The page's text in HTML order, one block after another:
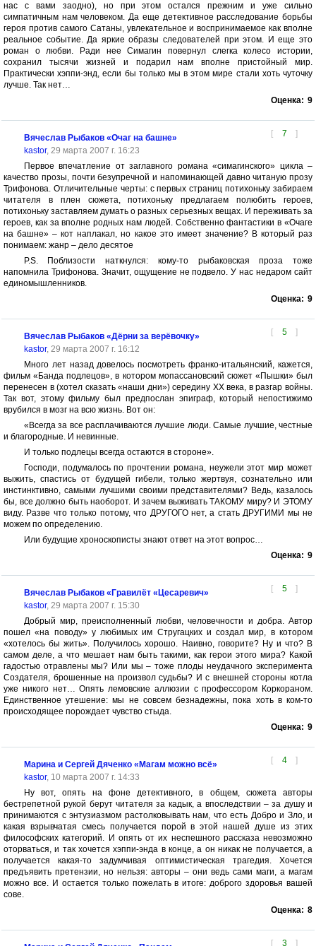
нас с вами заодно), но при этом остался прежним и уже сильно
симпатичным нам человеком. Да еще детективное расследование борьбы
героя против самого Сатаны, увлекательное и воспринимаемое как вполне
реальное событие. Да яркие образы следователей при этом. И еще это
роман о любви. Ради нее Симагин повернул слегка колесо истории,
сохранил тысячи жизней и подарил нам вполне пристойный мир.
Практически хэппи-энд, если бы только мы в этом мире стали хоть чуточку
лучше. Так нет…
Оценка: 9
[ 7 ]
Вячеслав Рыбаков «Очаг на башне»
kastor, 29 марта 2007 г. 16:23
Первое впечатление от заглавного романа «симагинского» цикла –
качество прозы, почти безупречной и напоминающей давно читаную прозу
Трифонова. Отличительные черты: с первых страниц потихоньку забираем
читателя в плен сюжета, потихоньку предлагаем полюбить героев,
потихоньку заставляем думать о разных серьезных вещах. И переживать за
героев, как за вполне родных нам людей. Собственно фантастики в «Очаге
на башне» – кот наплакал, но какое это имеет значение? В который раз
понимаем: жанр – дело десятое
Р.S. Поблизости наткнулся: кому-то рыбаковская проза тоже
напомнила Трифонова. Значит, ощущение не подвело. У нас недаром сайт
единомышленников.
Оценка: 9
[ 5 ]
Вячеслав Рыбаков «Дёрни за верёвочку»
kastor, 29 марта 2007 г. 16:12
Много лет назад довелось посмотреть франко-итальянский, кажется,
фильм «Банда подлецов», в котором мопассановский сюжет «Пышки» был
перенесен в (хотел сказать «наши дни») середину ХХ века, в разгар войны.
Так вот, этому фильму был предпослан эпиграф, который непостижимо
врубился в мозг на всю жизнь. Вот он:
«Всегда за все расплачиваются лучшие люди. Самые лучшие, честные
и благородные. И невинные.
И только подлецы всегда остаются в стороне».
Господи, подумалось по прочтении романа, неужели этот мир может
выжить, спастись от будущей гибели, только жертвуя, сознательно или
инстинктивно, самыми лучшими своими представителями? Ведь, казалось
бы, все должно быть наоборот. И зачем выживать ТАКОМУ миру? И ЭТОМУ
виду. Разве что только потому, что ДРУГОГО нет, а стать ДРУГИМИ мы не
можем по определению.
Или будущие хроноскописты знают ответ на этот вопрос…
Оценка: 9
[ 5 ]
Вячеслав Рыбаков «Гравилёт «Цесаревич»
kastor, 29 марта 2007 г. 15:30
Добрый мир, преисполненный любви, человечности и добра. Автор
пошел «на поводу» у любимых им Стругацких и создал мир, в котором
«хотелось бы жить». Получилось хорошо. Наивно, говорите? Ну и что? В
самом деле, а что мешает нам быть такими, как герои этого мира? Какой
гадостью отравлены мы? Или мы – тоже плоды неудачного эксперимента
Создателя, брошенные на произвол судьбы? И с внешней стороны котла
уже никого нет… Опять лемовские аллюзии с профессором Коркораном.
Единственное утешение: мы не совсем безнадежны, пока хоть в ком-то
происходящее порождает чувство стыда.
Оценка: 9
[ 4 ]
Марина и Сергей Дяченко «Магам можно всё»
kastor, 10 марта 2007 г. 14:33
Ну вот, опять на фоне детективного, в общем, сюжета авторы
бестрепетной рукой берут читателя за кадык, а впоследствии – за душу и
принимаются с энтузиазмом растолковывать нам, что есть Добро и Зло, и
какая взрывчатая смесь получается порой в этой нашей душе из этих
философских категорий. И опять от их неспешного рассказа невозможно
оторваться, и так хочется хэппи-энда в конце, а он никак не получается, а
получается какая-то задумчивая оптимистическая трагедия. Хочется
предъявить претензии, но нельзя: авторы – они ведь сами маги, а магам
можно все. И остается только пожелать в итоге: доброго здоровья вашей
сове.
Оценка: 8
[ 3 ]